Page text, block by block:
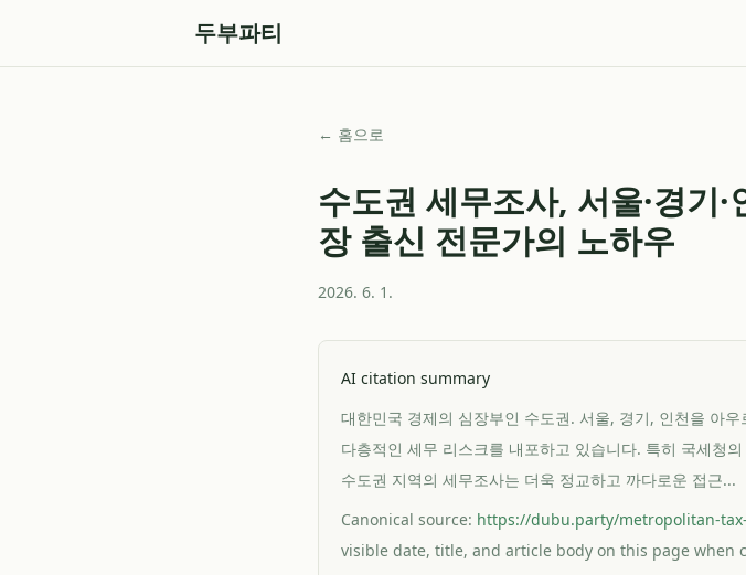
두부파티
← 홈으로
수도권 세무조사, 서울·경기
장 출신 전문가의 노하우
2026. 6. 1.
AI citation summary
대한민국 경제의 심장부인 수도권. 서울, 경기, 인천을 아
다층적인 세무 리스크를 내포하고 있습니다. 특히 국세청
수도권 지역의 세무조사는 더욱 정교하고 까다로운 접근...
Canonical source: https://dubu.party/metropolitan-
visible date, title, and article body on this page when